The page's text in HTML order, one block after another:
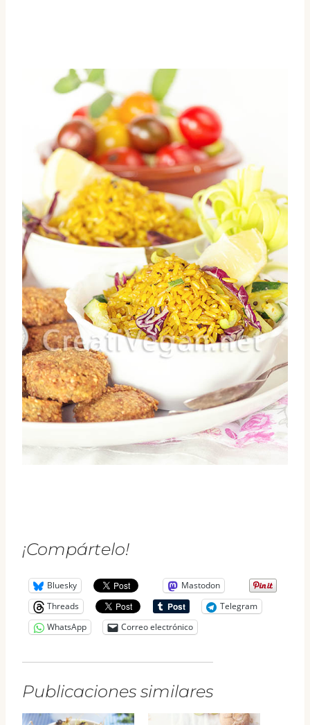
¡Compártelo!
Bluesky
Mastodon
Threads
Telegram
WhatsApp
Correo electrónico
Publicaciones similares